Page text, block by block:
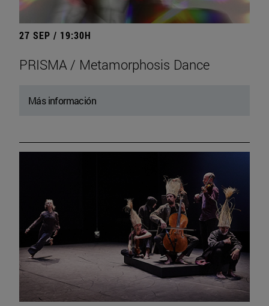
27 SEP / 19:30H
PRISMA / Metamorphosis Dance
Más información